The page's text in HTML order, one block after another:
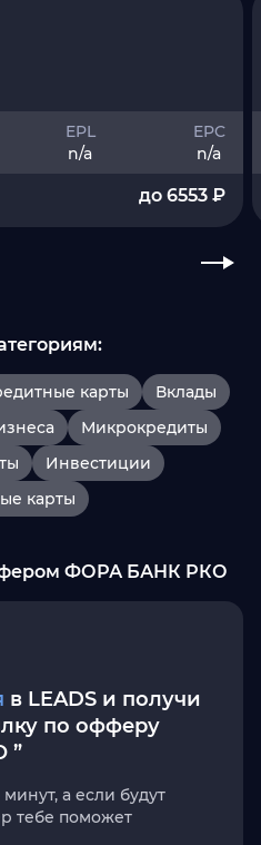
EPL
n/a
EPC
n/a
до 6553 ₽
карты
Вклады
Микрокредиты
Инвестиции
карты
ФОРА БАНК РКО
в LEADS и получи
по офферу
”
а если будут
тебе поможет